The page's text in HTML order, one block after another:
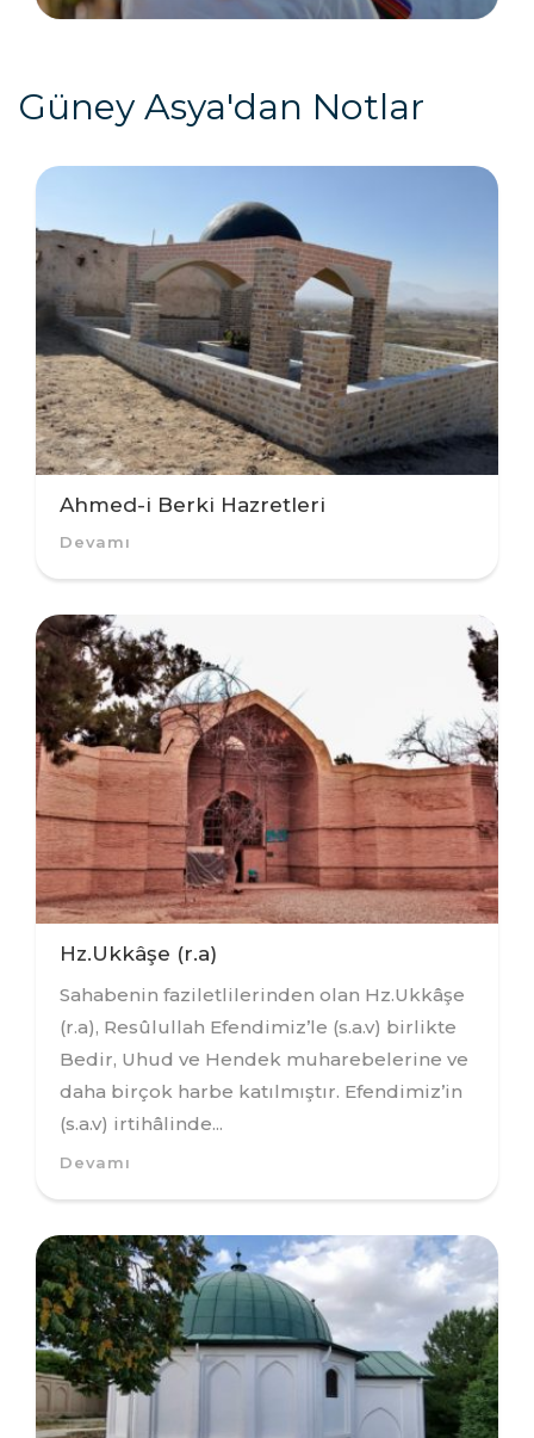
Güney Asya'dan Notlar
Ahmed-i Berki Hazretleri
Devamı
Hz.Ukkâşe (r.a)
Sahabenin faziletlilerinden olan Hz.Ukkâşe
(r.a), Resûlullah Efendimiz’le (s.a.v) birlikte
Bedir, Uhud ve Hendek muharebelerine ve
daha birçok harbe katılmıştır. Efendimiz’in
(s.a.v) irtihâlinde...
Devamı